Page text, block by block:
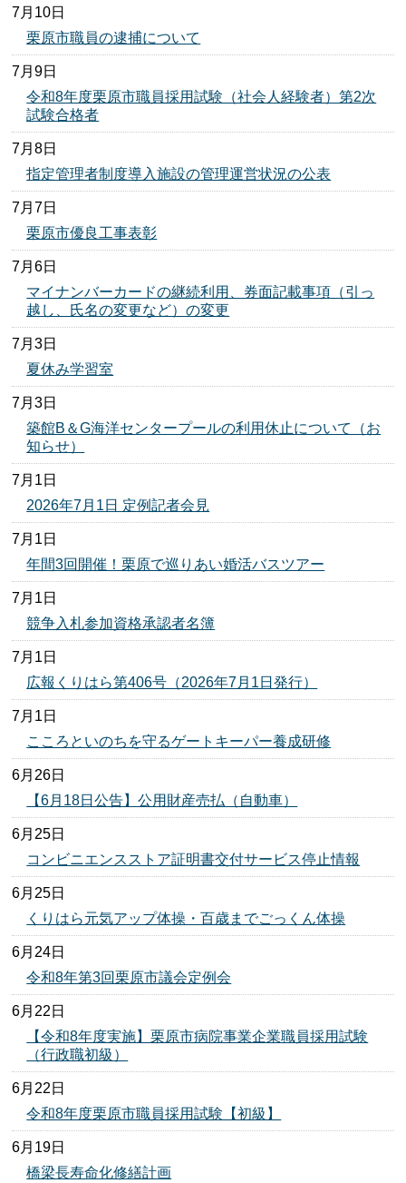
7月10日
栗原市職員の逮捕について
7月9日
令和8年度栗原市職員採用試験（社会人経験者）第2次
試験合格者
7月8日
指定管理者制度導入施設の管理運営状況の公表
7月7日
栗原市優良工事表彰
7月6日
マイナンバーカードの継続利用、券面記載事項（引っ
越し、氏名の変更など）の変更
7月3日
夏休み学習室
7月3日
築館B＆G海洋センタープールの利用休止について（お
知らせ）
7月1日
2026年7月1日 定例記者会見
7月1日
年間3回開催！栗原で巡りあい婚活バスツアー
7月1日
競争入札参加資格承認者名簿
7月1日
広報くりはら第406号（2026年7月1日発行）
7月1日
こころといのちを守るゲートキーパー養成研修
6月26日
【6月18日公告】公用財産売払（自動車）
6月25日
コンビニエンスストア証明書交付サービス停止情報
6月25日
くりはら元気アップ体操・百歳までごっくん体操
6月24日
令和8年第3回栗原市議会定例会
6月22日
【令和8年度実施】栗原市病院事業企業職員採用試験
（行政職初級）
6月22日
令和8年度栗原市職員採用試験【初級】
6月19日
橋梁長寿命化修繕計画